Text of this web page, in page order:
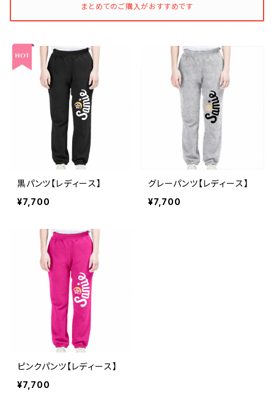
まとめてのご購入がおすすめです
黒パンツ【レディース】
¥7,700
グレーパンツ【レディース】
¥7,700
ピンクパンツ【レディース】
¥7,700